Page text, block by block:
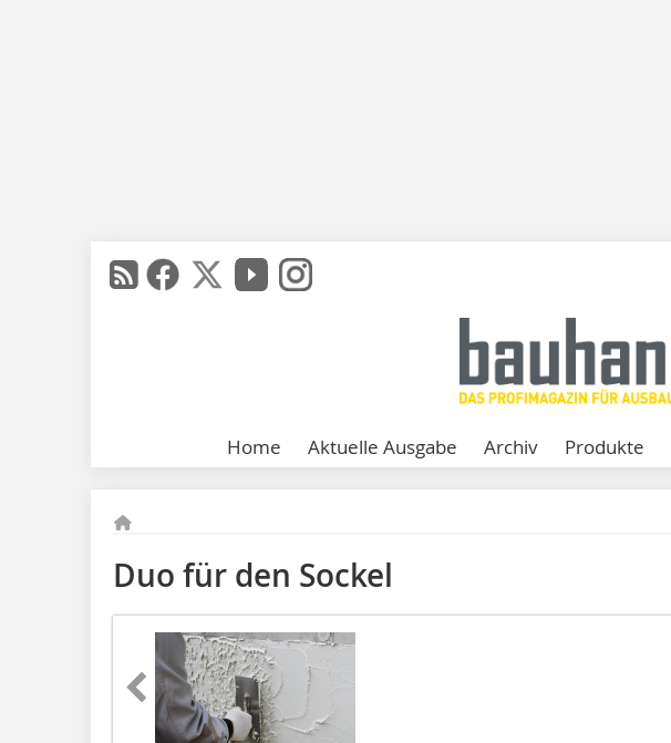
Home Aktuelle Ausgabe Archiv Produkte
Duo für den Sockel